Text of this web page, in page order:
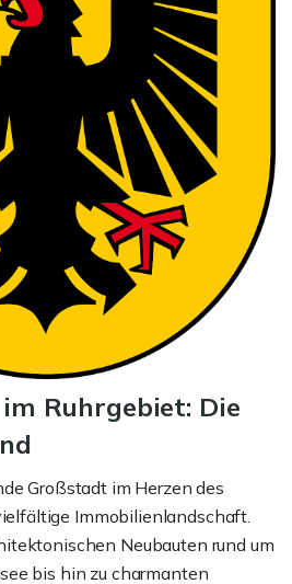
Ruhrgebiet: Die
Großstadt im Herzen des
Immobilienlandschaft.
Neubauten rund um
bis hin zu charmanten